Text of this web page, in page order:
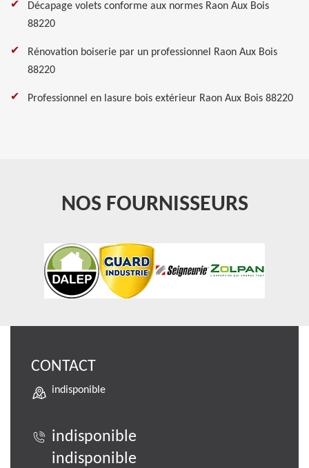
Décapage volets conforme aux normes Raon Aux Bois
88220
Rénovation boiserie par un professionnel Raon Aux Bois
88220
Professionnel en lasure bois extérieur Raon Aux Bois 88220
NOS FOURNISSEURS
CONTACT
indisponible
indisponible
indisponible